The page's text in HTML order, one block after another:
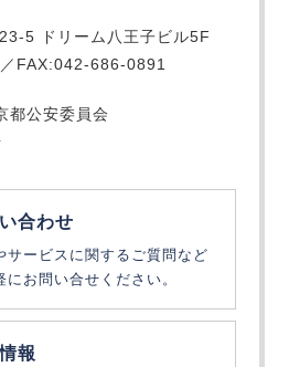
5 ドリーム八王子ビル5F
FAX:042-686-0891
都公安委員会
合わせ
サービスに関するご質問など
にお問い合せください。
報